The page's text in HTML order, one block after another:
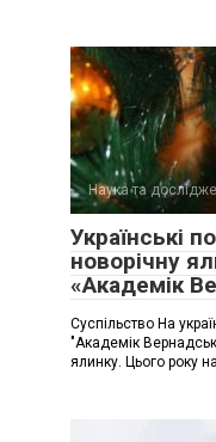
Наука та
Українські
новорічну
«Академік
Суспільство На
"Академік
ялинку. Цього року на